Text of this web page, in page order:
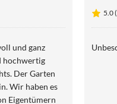
und ganz
hochwertig
Der Garten
Wir haben es
Eigentümern
5.0